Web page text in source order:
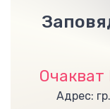
Очакват
Адрес: